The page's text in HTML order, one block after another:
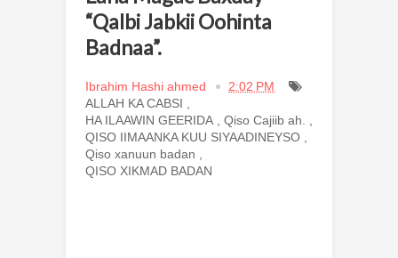
“Qalbi Jabkii Oohinta
Badnaa”.
Ibrahim Hashi ahmed
2:02 PM
ALLAH KA CABSI
HA ILAAWIN GEERIDA
Qiso Cajiib ah.
QISO IIMAANKA KUU SIYAADINEYSO
Qiso xanuun badan
QISO XIKMAD BADAN